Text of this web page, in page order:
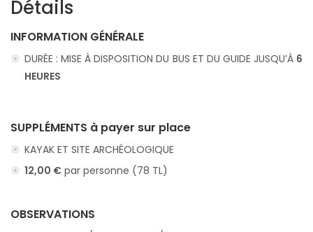
Détails
INFORMATION GÉNÉRALE
DURÉE : MISE À DISPOSITION DU BUS ET DU GUIDE JUSQU’À 6
HEURES
SUPPLÉMENTS à payer sur place
KAYAK ET SITE ARCHÉOLOGIQUE
12,00 € par personne (78 TL)
OBSERVATIONS